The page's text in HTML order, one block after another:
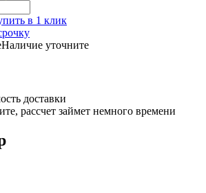
в 1 клик
Наличие уточните
доставки
рассчет займет немного времени